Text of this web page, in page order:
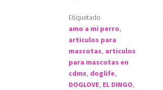
Etiquetado
amo a mi perro,
articulos para
mascotas, articulos
para mascotas en
cdmx, doglife,
DOGLOVE, EL DINGO,